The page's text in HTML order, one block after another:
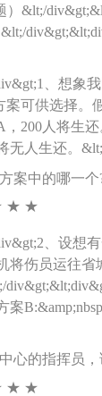
）&lt;/
、想象
案可供选择。
200人将生
无人生还。
案中的哪一个
★ ★
、设想
将伤员运往
案
心的指挥员
★ ★